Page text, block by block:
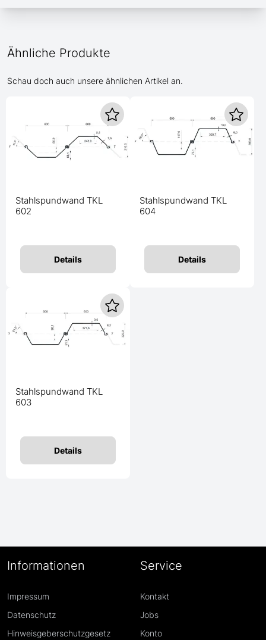
Ähnliche Produkte
Schau doch auch unsere ähnlichen Artikel an.
Stahlspundwand TKL
602
Details
Stahlspundwand TKL
604
Details
Stahlspundwand TKL
603
Details
Informationen
Impressum
Datenschutz
Hinweisgeberschutzgesetz
Service
Kontakt
Jobs
Konto